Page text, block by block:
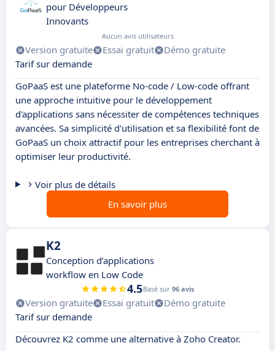
pour Développeurs
Innovants
Aucun avis utilisateurs
Version gratuite Essai gratuit
Démo gratuite
Tarif sur demande
GoPaaS est une plateforme No-code / Low-code offrant
une approche intuitive pour le développement
d'applications sans nécessiter de compétences techniques
avancées. Sa simplicité d'utilisation et sa flexibilité font de
GoPaaS un choix attractif pour les entreprises cherchant à
optimiser leur productivité.
Voir plus de détails
En savoir plus
K2
Conception d’applications
workflow en Low Code
4.5Basé sur 96 avis
Version gratuite Essai gratuit
Démo gratuite
Tarif sur demande
Découvrez K2 comme une alternative à Zoho Creator.